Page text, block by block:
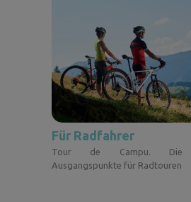
Für Radfahrer
Tour de Campu. Die
Ausgangspunkte für Radtouren